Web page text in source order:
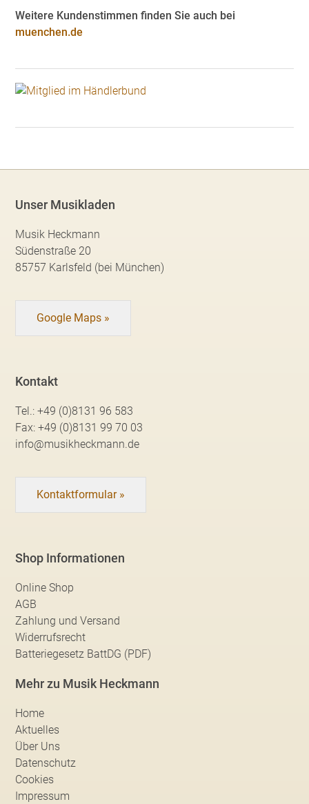
Weitere Kundenstimmen finden Sie auch bei
muenchen.de
Unser Musikladen
Musik Heckmann
Südenstraße 20
85757 Karlsfeld (bei München)
Google Maps »
Kontakt
Tel.:+49 (0)8131 96 583
Fax:+49 (0)8131 99 70 03
info@musikheckmann.de
Kontaktformular »
Shop Informationen
Online Shop
AGB
Zahlung und Versand
Widerrufsrecht
Batteriegesetz BattDG (PDF)
Mehr zu Musik Heckmann
Home
Aktuelles
Über Uns
Datenschutz
Cookies
Impressum